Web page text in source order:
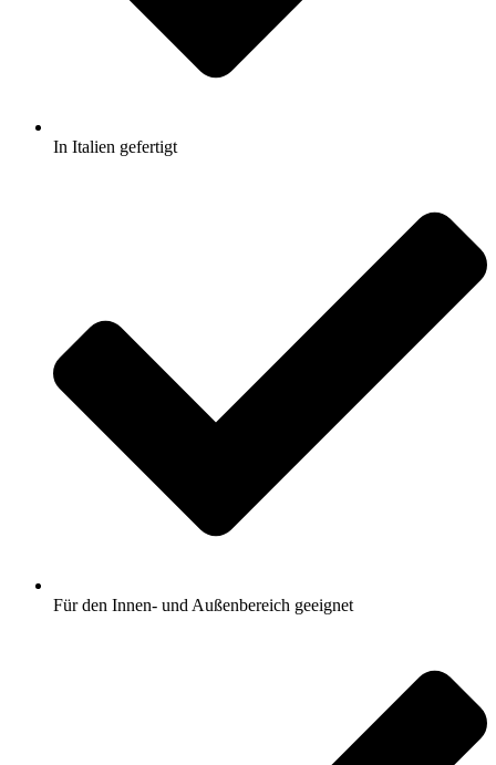
In Italien gefertigt
Für den Innen- und Außenbereich geeignet